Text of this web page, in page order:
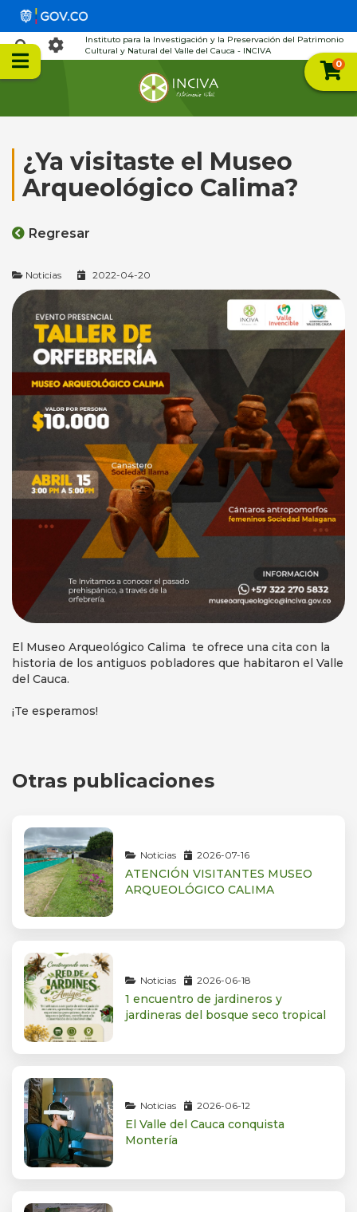
Instituto para la Investigación y la Preservación del Patrimonio
Cultural y Natural del Valle del Cauca - INCIVA
0
¿Ya visitaste el Museo
Arqueológico Calima?
Regresar
Noticias 2022-04-20
El Museo Arqueológico Calima te ofrece una cita con la
historia de los antiguos pobladores que habitaron el Valle
del Cauca.
¡Te esperamos!
Otras publicaciones
Noticias 2026-07-16
ATENCIÓN VISITANTES MUSEO
ARQUEOLÓGICO CALIMA
Noticias 2026-06-18
1 encuentro de jardineros y
jardineras del bosque seco tropical
Noticias 2026-06-12
El Valle del Cauca conquista
Montería